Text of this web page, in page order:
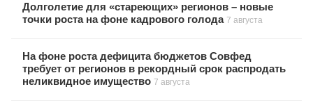
Долголетие для «стареющих» регионов – новые
точки роста на фоне кадрового голода 7 августа
На фоне роста дефицита бюджетов Совфед
требует от регионов в рекордный срок распродать
неликвидное имущество 7 августа